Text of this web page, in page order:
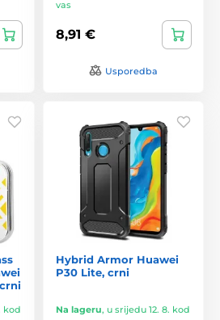
vas
8,91 €
Usporedba
kod
Hybrid Armor Huawei
P30 Lite, crni
Na lageru, u srijedu 12. 8. kod